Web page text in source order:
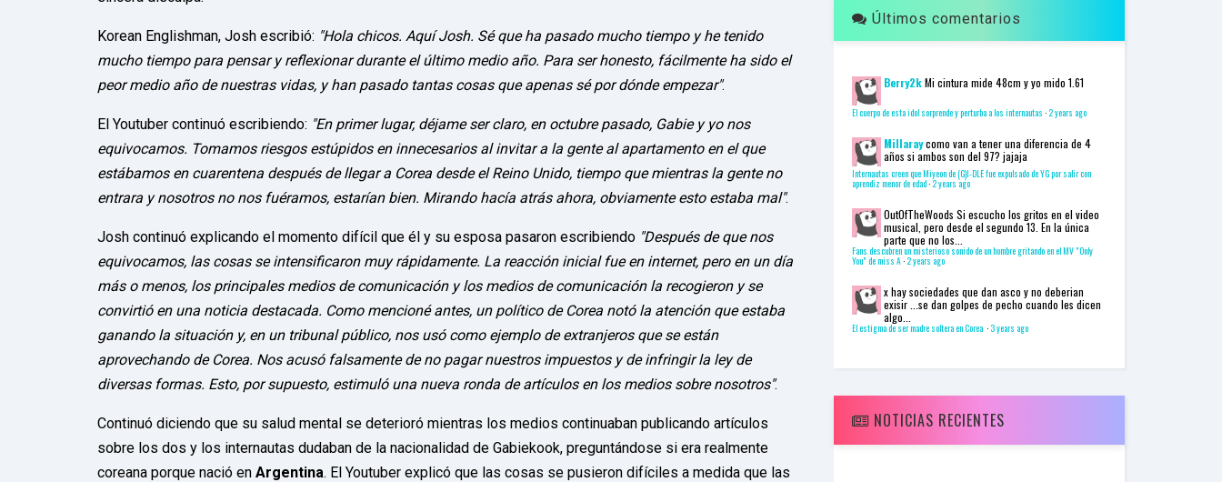
Korean Englishman, Josh escribió: "Hola chicos. Aquí Josh. Sé que ha pasado mucho tiempo y he tenido
mucho tiempo para pensar y reflexionar durante el último medio año. Para ser honesto, fácilmente ha sido el
peor medio año de nuestras vidas, y han pasado tantas cosas que apenas sé por dónde empezar".
El Youtuber continuó escribiendo: "En primer lugar, déjame ser claro, en octubre pasado, Gabie y yo nos
equivocamos. Tomamos riesgos estúpidos en innecesarios al invitar a la gente al apartamento en el que
estábamos en cuarentena después de llegar a Corea desde el Reino Unido, tiempo que mientras la gente no
entrara y nosotros no nos fuéramos, estarían bien. Mirando hacía atrás ahora, obviamente esto estaba mal".
Josh continuó explicando el momento difícil que él y su esposa pasaron escribiendo "Después de que nos
equivocamos, las cosas se intensificaron muy rápidamente. La reacción inicial fue en internet, pero en un día
más o menos, los principales medios de comunicación y los medios de comunicación la recogieron y se
convirtió en una noticia destacada. Como mencioné antes, un político de Corea notó la atención que estaba
ganando la situación y, en un tribunal público, nos usó como ejemplo de extranjeros que se están
aprovechando de Corea. Nos acusó falsamente de no pagar nuestros impuestos y de infringir la ley de
diversas formas. Esto, por supuesto, estimuló una nueva ronda de artículos en los medios sobre nosotros".
Continuó diciendo que su salud mental se deterioró mientras los medios continuaban publicando artículos
sobre los dos y los internautas dudaban de la nacionalidad de Gabiekook, preguntándose si era realmente
coreana porque nació en Argentina. El Youtuber explicó que las cosas se pusieron difíciles a medida que las
Últimos comentarios
Berry2kMi cintura mide 48cm y yo mido 1.61
El cuerpo de esta idol sorprende y perturba a los internautas · 2 years ago
Millaraycomo van a tener una diferencia de 4
años si ambos son del 97? jajaja
Internautas creen que Miyeon de (G)I-DLE fue expulsado de YG por salir con
aprendiz menor de edad · 2 years ago
OutOfTheWoodsSi escucho los gritos en el video
musical, pero desde el segundo 13. En la única
parte que no los...
Fans descubren un misterioso sonido de un hombre gritando en el MV "Only
You" de miss A · 2 years ago
xhay sociedades que dan asco y no deberian
exisir ...se dan golpes de pecho cuando les dicen
algo...
El estigma de ser madre soltera en Corea · 3 years ago
NOTICIAS RECIENTES
O
N
A
E
N
T
U
M
A
I
N
KpopReplay
BTS - Dionysus